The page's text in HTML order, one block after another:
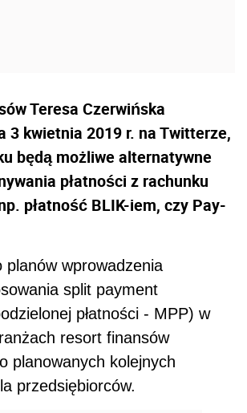
Teresa Czerwińska
3 kwietnia 2019 r. na Twitterze,
będą możliwe alternatywne
płatności z rachunku
płatność BLIK-iem, czy Pay-
planów wprowadzenia
split payment
płatności - MPP) w
resort finansów
planowanych kolejnych
przedsiębiorców.